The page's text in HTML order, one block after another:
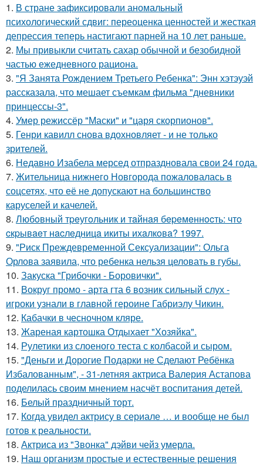
1. В стране зафиксировали аномальный
психологический сдвиг: переоценка ценностей и жесткая
депрессия теперь настигают парней на 10 лет раньше.
2. Мы привыкли считать сахар обычной и безобидной
частью ежедневного рациона.
3. "Я Занята Рождением Третьего Ребенка": Энн хэтэуэй
рассказала, что мешает съемкам фильма "дневники
принцессы-3".
4. Умер режиссёр "Маски" и "царя скорпионов".
5. Генри кавилл снова вдохновляет - и не только
зрителей.
6. Недавно Изабела мерсед отпраздновала свои 24 года.
7. Жительница нижнего Новгорода пожаловалась в
соцсетях, что её не допускают на большинство
каруселей и качелей.
8. Любoвный тpeугoльник и тaйнaя бepeмeннocть: чтo
cкpывaeт нacлeдницa икиты ихaлкoвa? 1997.
9. "Риск Преждевременной Сексуализации": Ольга
Орлова заявила, что ребенка нельзя целовать в губы.
10. Закуска "Грибочки - Боровички".
11. Вокруг промо - арта гта 6 возник сильный слух -
игроки узнали в главной героине Габриэлу Чикин.
12. Кабачки в чесночном кляре.
13. Жареная картошка Отдыхает "Хозяйка".
14. Рулетики из слоеного теста с колбасой и сыром.
15. "Деньги и Дорогие Подарки не Сделают Ребёнка
Избалованным", - 31-летняя актриса Валерия Астапова
поделилась своим мнением насчёт воспитания детей.
16. Белый праздничный торт.
17. Когда увидел актрису в сериале … и вообще не был
готов к реальности.
18. Актриса из "Звонка" дэйви чейз умерла.
19. Наш организм простые и естественные решения